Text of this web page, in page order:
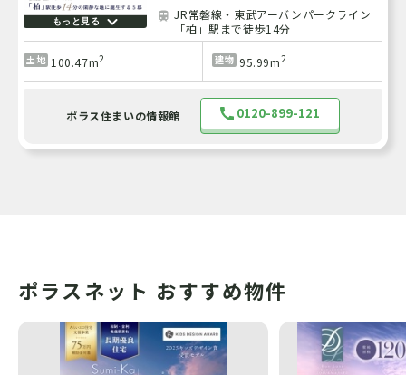
もっと見る
JR常磐線・東武アーバンパークライン
「柏」駅まで徒歩14分
土地 100.47m2 建物 95.99m2
ポラス住まいの情報館 0120-899-121
ポラスネット おすすめ物件